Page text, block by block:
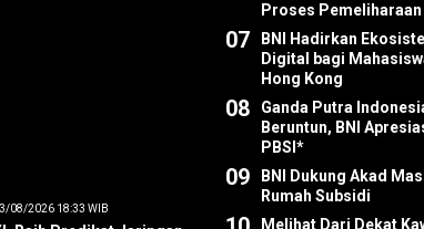
08/2026 18:33 WIB
Proses Pemeliharaan
07
BNI Hadirkan
Digital bagi
Hong Kong
08
Ganda Putra
Beruntun, BNI
PBSI*
09
BNI Dukung Akad
Rumah Subsidi
Melihat Dari Dekat